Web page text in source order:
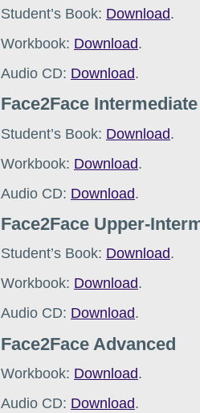
Student’s Book: Download.
Workbook: Download.
Audio CD: Download.
Face2Face Intermediate
Student’s Book: Download.
Workbook: Download.
Audio CD: Download.
Face2Face Upper-
Student’s Book: Download.
Workbook: Download.
Audio CD: Download.
Face2Face Advanced
Workbook: Download.
Audio CD: Download.